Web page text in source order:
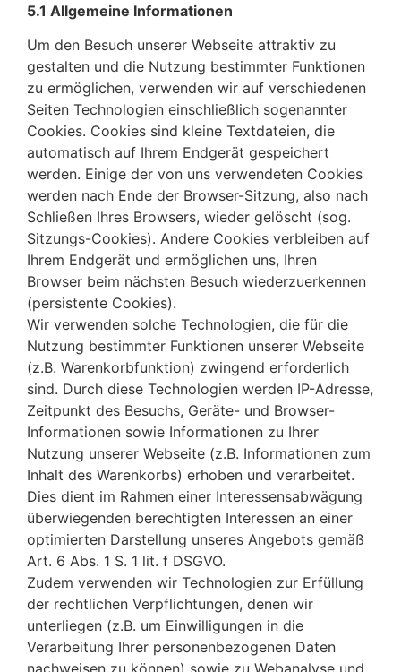
5.1 Allgemeine Informationen
Um den Besuch unserer Webseite attraktiv zu
gestalten und die Nutzung bestimmter Funktionen
zu ermöglichen, verwenden wir auf verschiedenen
Seiten Technologien einschließlich sogenannter
Cookies. Cookies sind kleine Textdateien, die
automatisch auf Ihrem Endgerät gespeichert
werden. Einige der von uns verwendeten Cookies
werden nach Ende der Browser-Sitzung, also nach
Schließen Ihres Browsers, wieder gelöscht (sog.
Sitzungs-Cookies). Andere Cookies verbleiben auf
Ihrem Endgerät und ermöglichen uns, Ihren
Browser beim nächsten Besuch wiederzuerkennen
(persistente Cookies).
Wir verwenden solche Technologien, die für die
Nutzung bestimmter Funktionen unserer Webseite
(z.B. Warenkorbfunktion) zwingend erforderlich
sind. Durch diese Technologien werden IP-Adresse,
Zeitpunkt des Besuchs, Geräte- und Browser-
Informationen sowie Informationen zu Ihrer
Nutzung unserer Webseite (z.B. Informationen zum
Inhalt des Warenkorbs) erhoben und verarbeitet.
Dies dient im Rahmen einer Interessensabwägung
überwiegenden berechtigten Interessen an einer
optimierten Darstellung unseres Angebots gemäß
Art. 6 Abs. 1 S. 1 lit. f DSGVO.
Zudem verwenden wir Technologien zur Erfüllung
der rechtlichen Verpflichtungen, denen wir
unterliegen (z.B. um Einwilligungen in die
Verarbeitung Ihrer personenbezogenen Daten